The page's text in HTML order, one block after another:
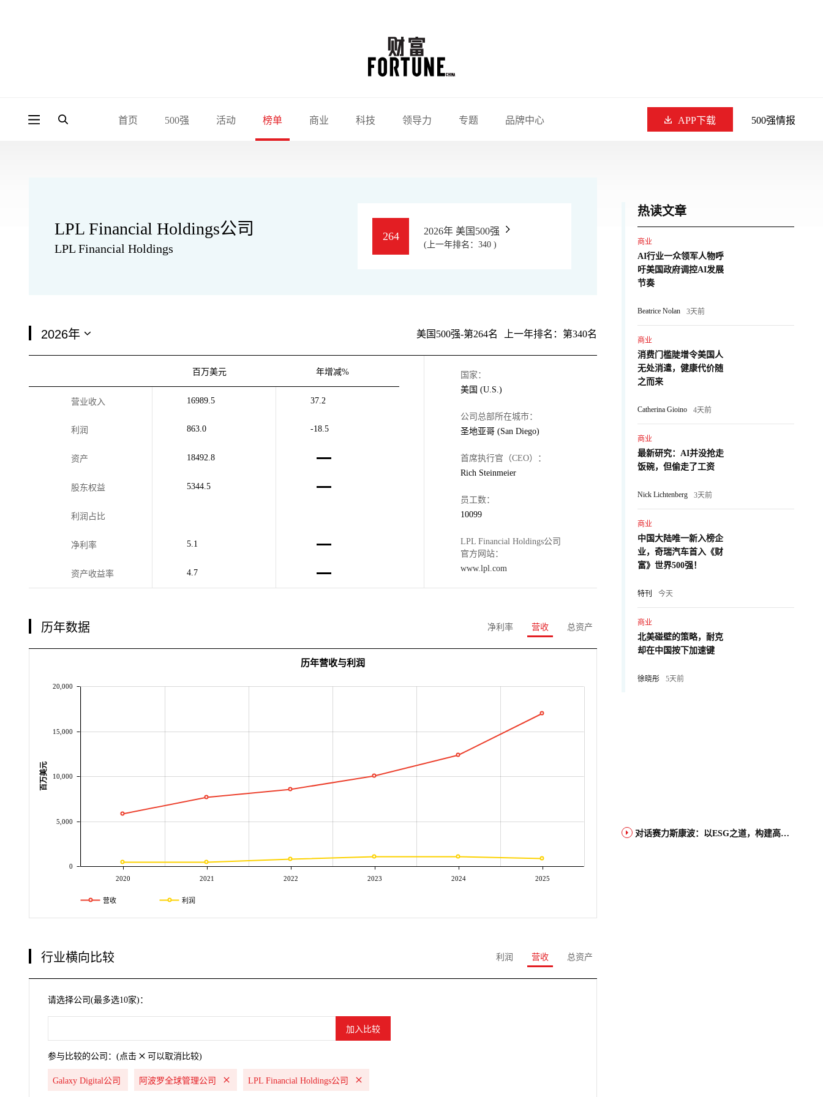
首页 500强 活动 榜单 商业 科技 领导力 专题 品牌中心 APP下载 500强情报
LPL Financial Holdings公司
LPL Financial Holdings
264 2026年 美国500强
(上一年排名：340 )
美国500强-第264名 上一年排名：第340名
百万美元 年增减%
营业收入 16989.5 37.2
利润 863.0 -18.5
资产 18492.8
股东权益 5344.5
利润占比
净利率 5.1
资产收益率 4.7
国家：
美国 (U.S.)
公司总部所在城市：
圣地亚哥 (San Diego)
首席执行官（CEO）：
Rich Steinmeier
员工数：
10099
LPL Financial Holdings公司
官方网站：
www.lpl.com
历年数据 净利率 营收 总资产
2020 2021 2022 2023 2024 2025
0
5,000
10,000
15,000
20,000
百万美元
历年营收与利润
营收 利润
行业横向比较 利润 营收 总资产
请选择公司(最多选10家)：
参与比较的公司：(点击 可以取消比较)
Galaxy Digital公司 阿波罗全球管理公司 LPL Financial Holdings公司
热读文章
商业
AI行业一众领军人物呼
吁美国政府调控AI发展
节奏
Beatrice Nolan 3天前
商业
消费门槛陡增令美国人
无处消遣，健康代价随
之而来
Catherina Gioino 4天前
商业
最新研究：AI并没抢走
饭碗，但偷走了工资
Nick Lichtenberg 3天前
商业
中国大陆唯一新入榜企
业，奇瑞汽车首入《财
富》世界500强！
特刊 今天
商业
北美碰壁的策略，耐克
却在中国按下加速键
徐晓彤 5天前
对话赛力斯康波：以ESG之道，构建高端智能汽车品牌全球竞争力